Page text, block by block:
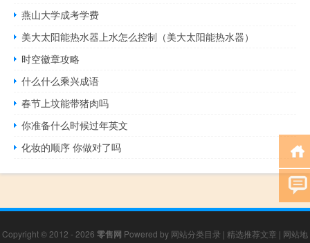
燕山大学成考学费
美大太阳能热水器上水怎么控制（美大太阳能热水器）
时空徽章攻略
什么什么乘兴成语
春节上坟能带猪肉吗
你准备什么时候过年英文
化妆的顺序 你做对了吗
Copyright © 2012 - 2026 零售网 Powered by 网站分类目录 | 精选推荐文章 | 网站地